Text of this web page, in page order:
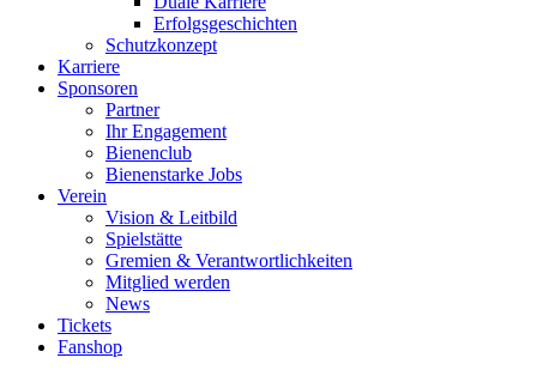
Erfolgsgeschichten
Schutzkonzept
Karriere
Sponsoren
Partner
Ihr Engagement
Bienenclub
Bienenstarke Jobs
Verein
Vision & Leitbild
Spielstätte
Gremien & Verantwortlichkeiten
Mitglied werden
News
Tickets
Fanshop